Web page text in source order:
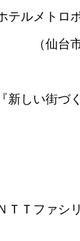
メトロポ
中央
い街づくり
シリテ
ファシ